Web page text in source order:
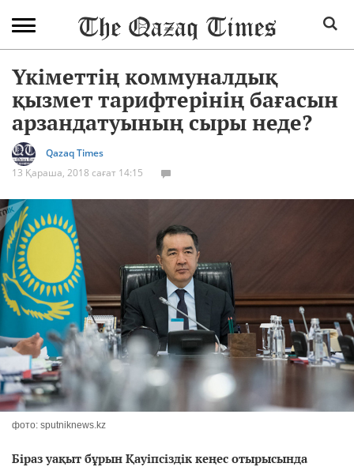
Үкіметтің коммуналдық
қызмет тарифтерінің бағасын
арзандатуының сыры неде?
Qazaq Times
13 Қараша, 2018 сағат 14:15
фото: sputniknews.kz
Біраз уақыт бұрын Қауіпсіздік кеңес отырысында